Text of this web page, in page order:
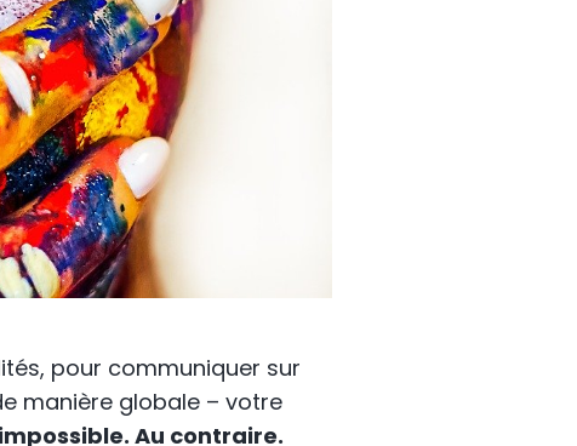
pour communiquer sur
manière globale – votre
Au contraire.